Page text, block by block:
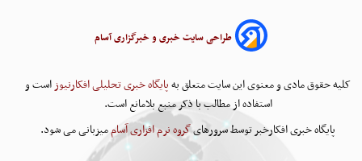
طراحی سایت خبری و خبرگزاری آسام
کلیه حقوق مادی و معنوی این سایت متعلق بهپایگاه خبری تحلیلی افکارنیوزاست و
استفاده از مطالب با ذکر منبع بلامانع است.
پایگاه خبری افکارخبر توسط سرورهایگروه نرم افزاری آساممیزبانی می شود.